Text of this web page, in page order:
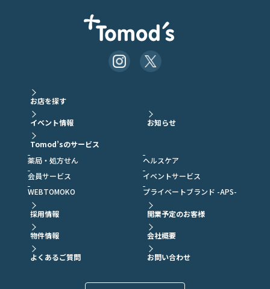
お店を探す
イベント情報 お知らせ
Tomod’sのサービス
薬局・処方せん
ヘルスケア
会員サービス
イベントサービス
WEBTOMOKO
プライベートブランド -APS-
採用情報 開業予定のお客様
物件情報 会社概要
よくあるご質問 お問い合わせ